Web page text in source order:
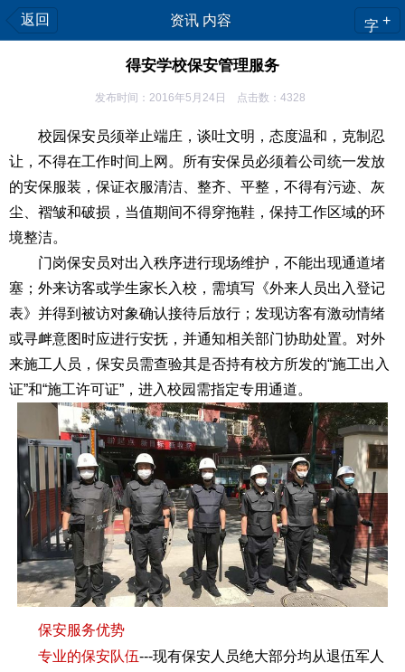
返回 资讯 内容 字 +
得安学校保安管理服务
发布时间：2016年5月24日 点击数：4328
校园保安员须举止端庄，谈吐文明，态度温和，克制忍
让，不得在工作时间上网。所有安保员必须着公司统一发放
的安保服装，保证衣服清洁、整齐、平整，不得有污迹、灰
尘、褶皱和破损，当值期间不得穿拖鞋，保持工作区域的环
境整洁。
门岗保安员对出入秩序进行现场维护，不能出现通道堵
塞；外来访客或学生家长入校，需填写《外来人员出入登记
表》并得到被访对象确认接待后放行；发现访客有激动情绪
或寻衅意图时应进行安抚，并通知相关部门协助处置。对外
来施工人员，保安员需查验其是否持有校方所发的“施工出入
证”和“施工许可证”，进入校园需指定专用通道。
保安服务优势
专业的保安队伍---现有保安人员绝大部分均从退伍军人